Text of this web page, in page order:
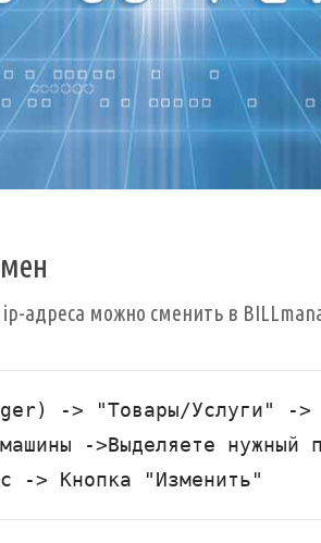
адреса можно сменить в
-> "Товары/Услуги" ->
->Выделяете
-> Кнопка "Изменить"